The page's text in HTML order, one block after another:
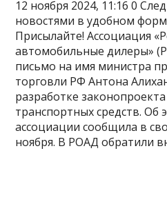
12 ноября 2024, 11:16 0
новостями в удобном
Присылайте! Ассоциация
автомобильные дилеры»
письмо на имя министра
торговли РФ Антона
разработке
транспортных средств. Об
ассоциации сообщила в
ноября. В РОАД обратили